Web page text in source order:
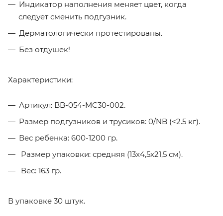
Индикатор наполнения меняет цвет, когда
следует сменить подгузник.
Дерматологически протестированы.
Без отдушек!
Характеристики:
Артикул: BB-054-MC30-002.
Размер подгузников и трусиков: 0/NB (<2.5 кг).
Вес ребенка: 600-1200 гр.
Размер упаковки: средняя (13х4,5х21,5 см).
Вес: 163 гр.
В упаковке 30 штук.